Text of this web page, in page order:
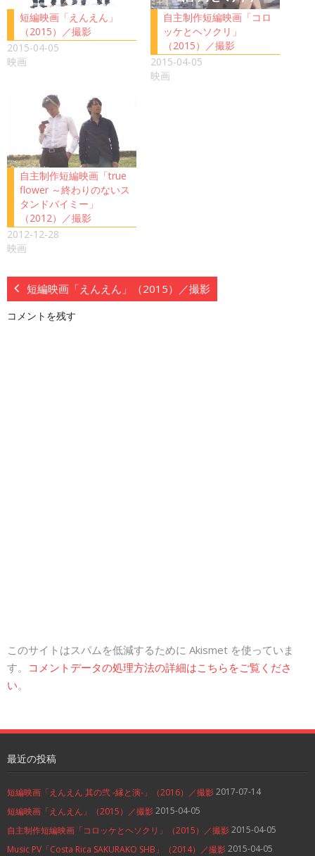
短編映画「えんえん」
（2015）／撮影
2015-04-05
映画
自主制作短編映画「コロ
ッケとヘソクリ」
（2015）／撮影
2015-04-05
映画
自主制作短編映画「true
flower ～終わりのないス
タンドバイミー」
（2012）／撮影
2012-12-28
映画
短編映画「えんえん」（2015）／撮影
コメントを残す
このサイトはスパムを低減するために Akismet を使っていま
す。 コメントデータの処理方法の詳細はこちらをご覧くださ
い。
最近の投稿
短編映画「えんえん 其の弐 -縁と演-」（2016）／撮影2017-07-14
短編映画「えんえん」（2015）／撮影2015-04-05
自主制作短編映画「コロッケとヘソクリ」（2015）／撮影2015-04-05
Music PV「Costa Rica SAKURAKO SHB」（2014）／撮影2015-04-05